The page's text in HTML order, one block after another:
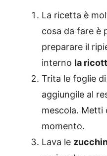
La ricetta è
cosa da fare è
preparare il
interno la
Trita le foglie di
aggiungile al
mescola. Metti
momento.
Lava le